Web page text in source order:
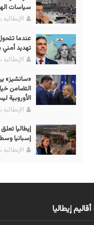
سياسات
الإيطالية
عندما
تهديد أمني
الإيطالية
«سانشيز»
التضامن
الأوروبية
الإيطالية
إيطاليا
إسبانيا
الإيطالية
أقاليم إيطاليا